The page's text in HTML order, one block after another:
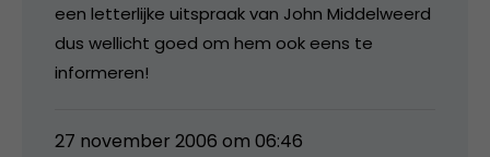
een letterlijke uitspraak van John Middelweerd
dus wellicht goed om hem ook eens te
informeren!
27 november 2006 om 06:46